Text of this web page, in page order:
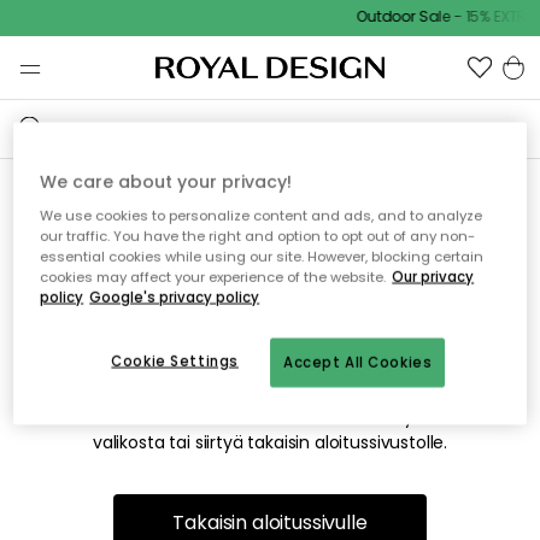
Outdoor Sale - 15%
Emme valitettavasti löydä
etsimääsi sivua
Tämä voi johtua siitä, että sivua ei enää ole tai siitä, että se
on siirretty muualle. Pahoittelemme tästä mahdollisesti
valikosta tai siirtyä takaisin aloitussivustolle.
Takaisin aloitussivulle
We care about your privacy!
We use cookies to personalize content and ads, and to analyze
our traffic. You have the right and option to opt out of any non-
essential cookies while using our site. However, blocking certain
cookies may affect your experience of the website. Our privacy
policy Google's privacy policy
Accept All Cookies
Cookie Settings